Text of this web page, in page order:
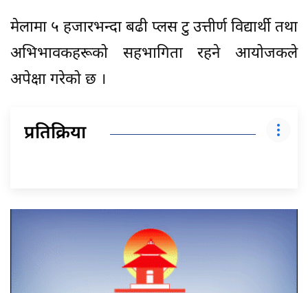
​मेलामा ५ हजारभन्दा बढी प्लस टु उत्तीर्ण विद्यार्थी तथा
अभिभावकहरूको सहभागिता रहने आयोजकले
अपेक्षा गरेको छ ।
प्रतिक्रिया